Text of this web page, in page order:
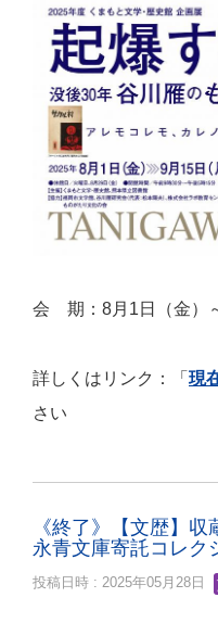
会 期：8月1日（金）
詳しくはリンク：「 現
さい
《終了》【文歴】
永青文庫寄託コレク
投稿日時 : 2025年05月28日